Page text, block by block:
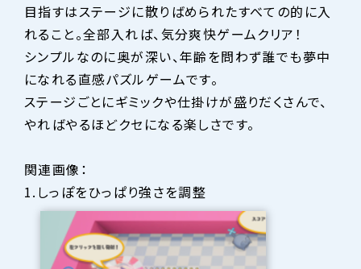
目指すはステージに散りばめられたすべての的に入
れること。全部入れば、気分爽快ゲームクリア！
シンプルなのに奥が深い、年齢を問わず誰でも夢中
になれる直感パズルゲームです。
ステージごとにギミックや仕掛けが盛りだくさんで、
やればやるほどクセになる楽しさです。
関連画像：
1.しっぽをひっぱり強さを調整